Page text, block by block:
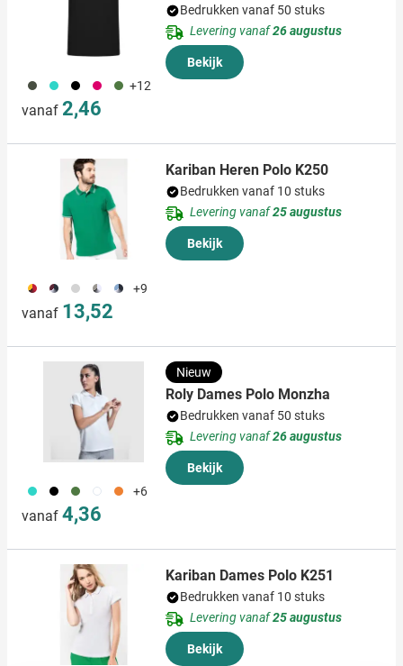
491 033 001 771 232 +12
vanaf 2,46
Bedrukken vanaf 50 stuks
Levering vanaf26 augustus
Bekijk
083 482 495 981 321 +9
vanaf 13,52
Kariban Heren Polo K250
Bedrukken vanaf 10 stuks
Levering vanaf25 augustus
Bekijk
033 001 232 002 367 +6
vanaf 4,36
Nieuw
Roly Dames Polo Monzha
Bedrukken vanaf 50 stuks
Levering vanaf26 augustus
Bekijk
Kariban Dames Polo K251
Bedrukken vanaf 10 stuks
Levering vanaf25 augustus
Bekijk